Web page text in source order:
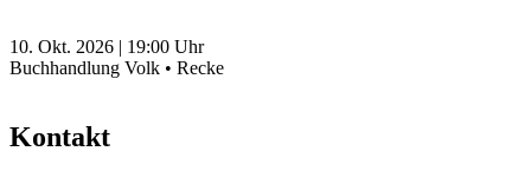
10. Okt. 2026 | 19:00 Uhr
Buchhandlung Volk • Recke
Kontakt